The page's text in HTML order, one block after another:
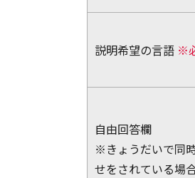
説明希望の言語 ※
自由回答欄
※きょうだいで同
せをされている場